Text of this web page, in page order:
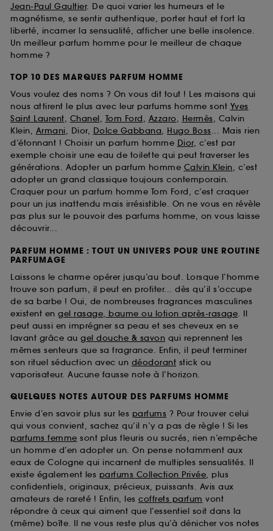
Jean-Paul Gaultier. De quoi varier les humeurs et le
magnétisme, se sentir authentique, porter haut et fort la
liberté, incarner la sensualité, afficher une belle insolence.
Un meilleur parfum homme pour le meilleur de chaque
homme ?
TOP 10 DES MARQUES PARFUM HOMME
Vous voulez des noms ? On vous dit tout ! Les maisons qui
nous attirent le plus avec leur parfums homme sont Yves
Saint Laurent, Chanel, Tom Ford, Azzaro, Hermès, Calvin
Klein, Armani, Dior, Dolce Gabbana, Hugo Boss... Mais rien
d’étonnant ! Choisir un parfum homme Dior, c’est par
exemple choisir une eau de toilette qui peut traverser les
générations. Adopter un parfum homme Calvin Klein, c’est
adopter un grand classique toujours contemporain.
Craquer pour un parfum homme Tom Ford, c’est craquer
pour un jus inattendu mais irrésistible. On ne vous en révèle
pas plus sur le pouvoir des parfums homme, on vous laisse
découvrir...
PARFUM HOMME : TOUT UN UNIVERS POUR UNE ROUTINE
PARFUMAGE
Laissons le charme opérer jusqu’au bout. Lorsque l’homme
trouve son parfum, il peut en profiter... dès qu’il s’occupe
de sa barbe ! Oui, de nombreuses fragrances masculines
existent en gel rasage, baume ou lotion après-rasage. Il
peut aussi en imprégner sa peau et ses cheveux en se
lavant grâce au gel douche & savon qui reprennent les
mêmes senteurs que sa fragrance. Enfin, il peut terminer
son rituel séduction avec un déodorant stick ou
vaporisateur. Aucune fausse note à l’horizon.
QUELQUES NOTES AUTOUR DES PARFUMS HOMME
Envie d’en savoir plus sur les parfums ? Pour trouver celui
qui vous convient, sachez qu’il n’y a pas de règle ! Si les
parfums femme sont plus fleuris ou sucrés, rien n’empêche
un homme d’en adopter un. On pense notamment aux
eaux de Cologne qui incarnent de multiples sensualités. Il
existe également les parfums Collection Privée, plus
confidentiels, originaux, précieux, puissants. Avis aux
amateurs de rareté ! Enfin, les coffrets parfum vont
répondre à ceux qui aiment que l’essentiel soit dans la
(même) boîte. Il ne vous reste plus qu’à dénicher vos notes